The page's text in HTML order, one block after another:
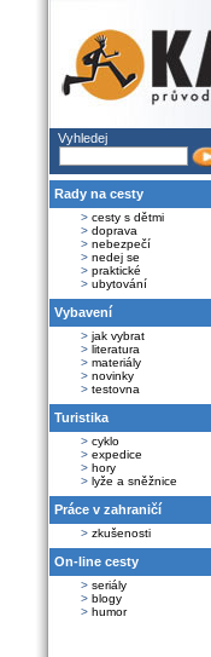
Vyhledej
Rady na cesty
> cesty s dětmi
> doprava
> nebezpečí
> nedej se
> praktické
> ubytování
Vybavení
> jak vybrat
> literatura
> materiály
> novinky
> testovna
Turistika
> cyklo
> expedice
> hory
> lyže a sněžnice
Práce v zahraničí
> zkušenosti
On-line cesty
> seriály
> blogy
> humor